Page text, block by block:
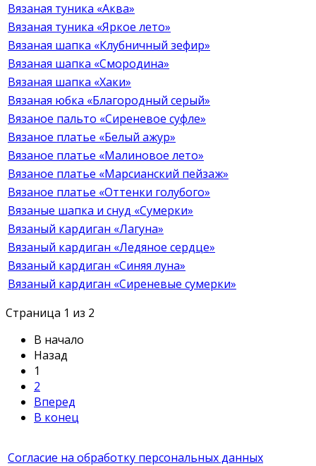
Вязаная туника «Аква»
Вязаная туника «Яркое лето»
Вязаная шапка «Клубничный зефир»
Вязаная шапка «Смородина»
Вязаная шапка «Хаки»
Вязаная юбка «Благородный серый»
Вязаное пальто «Сиреневое суфле»
Вязаное платье «Белый ажур»
Вязаное платье «Малиновое лето»
Вязаное платье «Марсианский пейзаж»
Вязаное платье «Оттенки голубого»
Вязаные шапка и снуд «Сумерки»
Вязаный кардиган «Лагуна»
Вязаный кардиган «Ледяное сердце»
Вязаный кардиган «Синяя луна»
Вязаный кардиган «Сиреневые сумерки»
Страница 1 из 2
В начало
Назад
1
2
Вперед
В конец
Согласие на обработку персональных данных